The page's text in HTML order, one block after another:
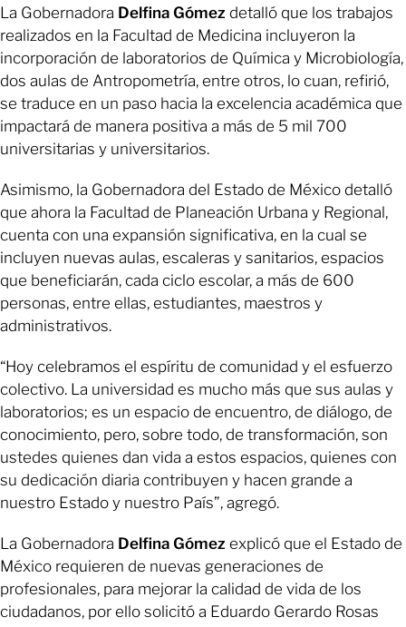
La Gobernadora Delfina Gómez detalló que los trabajos
realizados en la Facultad de Medicina incluyeron la
incorporación de laboratorios de Química y Microbiología,
dos aulas de Antropometría, entre otros, lo cuan, refirió,
se traduce en un paso hacia la excelencia académica que
impactará de manera positiva a más de 5 mil 700
universitarias y universitarios.
Asimismo, la Gobernadora del Estado de México detalló
que ahora la Facultad de Planeación Urbana y Regional,
cuenta con una expansión significativa, en la cual se
incluyen nuevas aulas, escaleras y sanitarios, espacios
que beneficiarán, cada ciclo escolar, a más de 600
personas, entre ellas, estudiantes, maestros y
administrativos.
“Hoy celebramos el espíritu de comunidad y el esfuerzo
colectivo. La universidad es mucho más que sus aulas y
laboratorios; es un espacio de encuentro, de diálogo, de
conocimiento, pero, sobre todo, de transformación, son
ustedes quienes dan vida a estos espacios, quienes con
su dedicación diaria contribuyen y hacen grande a
nuestro Estado y nuestro País”, agregó.
La Gobernadora Delfina Gómez explicó que el Estado de
México requieren de nuevas generaciones de
profesionales, para mejorar la calidad de vida de los
ciudadanos, por ello solicitó a Eduardo Gerardo Rosas